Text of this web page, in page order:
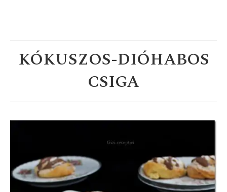
KÓKUSZOS-DIÓHABOS
CSIGA